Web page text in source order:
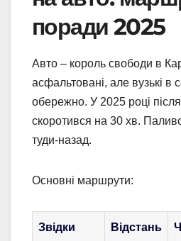
поради 2025
Авто – король свободи в
асфальтовані, але вузькі в
обережно. У 2025 році
скоротився на 30 хв.
туди-назад.
Основні маршрути:
Звідки Відстань